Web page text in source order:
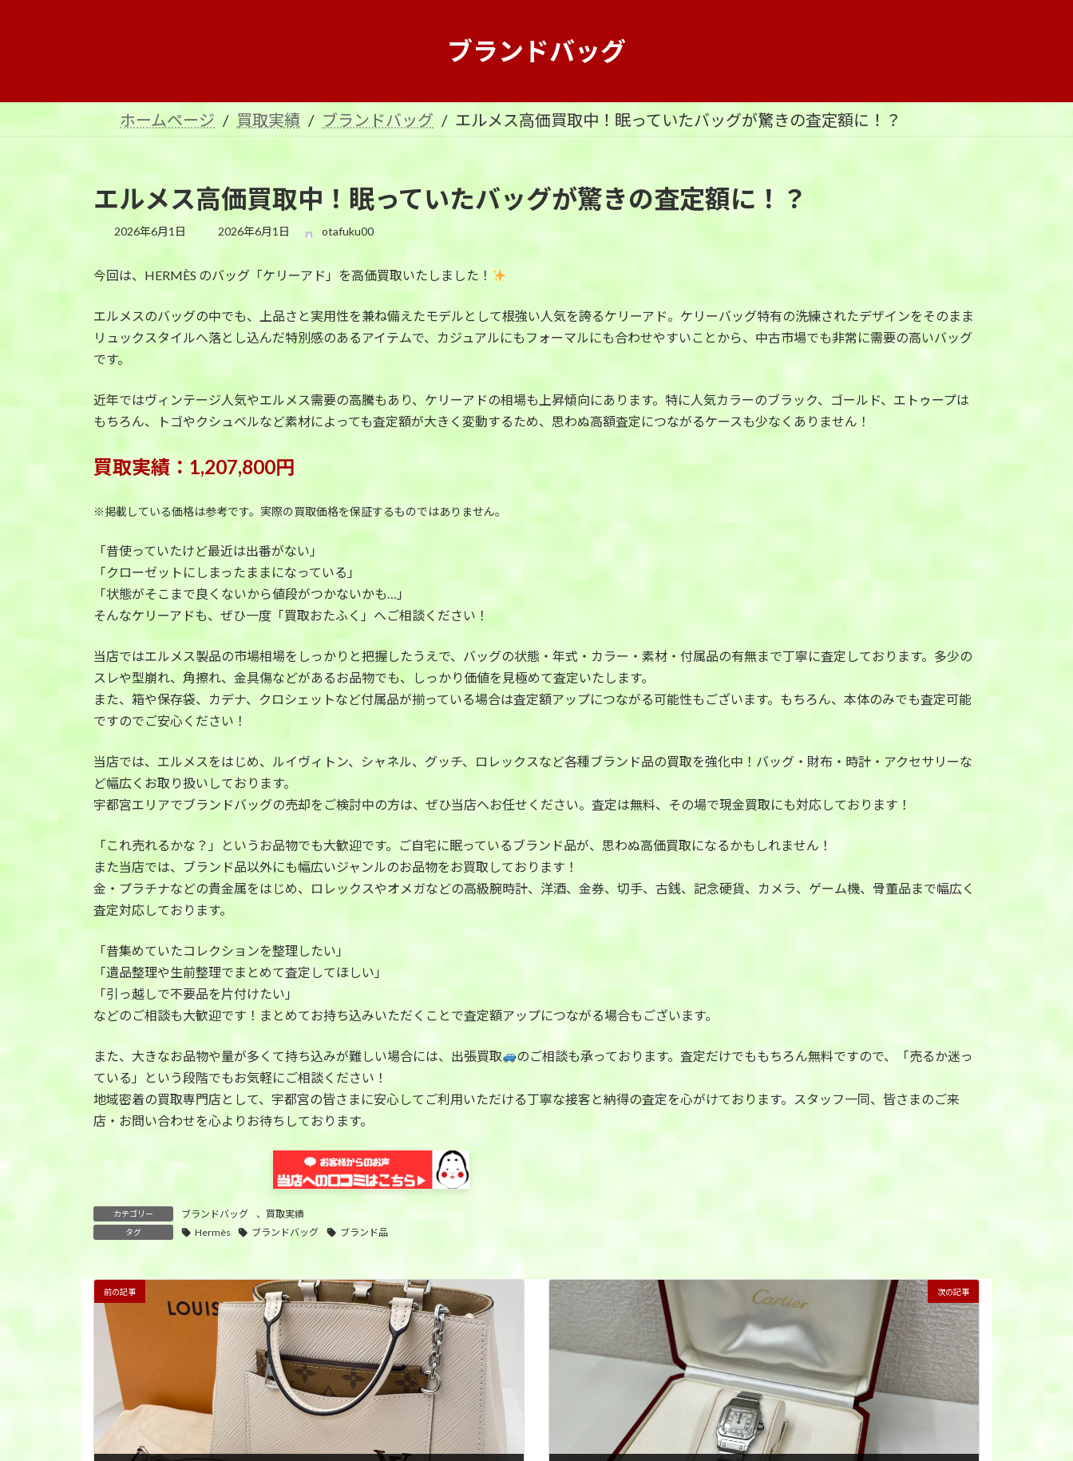
へ
ョ
ブランドバッグ
ホームページ 買取実績 ブランドバッグ エルメス高価買取中！眠っていたバッグが驚きの査定額に！？
エルメス高価買取中！眠っていたバッグが驚きの査定額に！？
2026年6月1日
最
新
時
2026年6月1日 otafuku00
今回は、HERMÈS のバッグ「ケリーアド」を高価買取いたしました！
エルメスのバッグの中でも、上品さと実用性を兼ね備えたモデルとして根強い人気を誇るケリーアド。ケリーバッグ特有の洗練されたデザインをそのまま
リュックスタイルへ落とし込んだ特別感のあるアイテムで、カジュアルにもフォーマルにも合わせやすいことから、中古市場でも非常に需要の高いバッグ
です。
近年ではヴィンテージ人気やエルメス需要の高騰もあり、ケリーアドの相場も上昇傾向にあります。特に人気カラーのブラック、ゴールド、エトゥープは
もちろん、トゴやクシュベルなど素材によっても査定額が大きく変動するため、思わぬ高額査定につながるケースも少なくありません！
買取実績：1,207,800円
※掲載している価格は参考です。実際の買取価格を保証するものではありません。
「昔使っていたけど最近は出番がない」
「クローゼットにしまったままになっている」
「状態がそこまで良くないから値段がつかないかも…」
そんなケリーアドも、ぜひ一度「買取おたふく」へご相談ください！
当店ではエルメス製品の市場相場をしっかりと把握したうえで、バッグの状態・年式・カラー・素材・付属品の有無まで丁寧に査定しております。多少の
スレや型崩れ、角擦れ、金具傷などがあるお品物でも、しっかり価値を見極めて査定いたします。
また、箱や保存袋、カデナ、クロシェットなど付属品が揃っている場合は査定額アップにつながる可能性もございます。もちろん、本体のみでも査定可能
ですのでご安心ください！
当店では、エルメスをはじめ、ルイヴィトン、シャネル、グッチ、ロレックスなど各種ブランド品の買取を強化中！バッグ・財布・時計・アクセサリーな
ど幅広くお取り扱いしております。
宇都宮エリアでブランドバッグの売却をご検討中の方は、ぜひ当店へお任せください。査定は無料、その場で現金買取にも対応しております！
「これ売れるかな？」というお品物でも大歓迎です。ご自宅に眠っているブランド品が、思わぬ高価買取になるかもしれません！
また当店では、ブランド品以外にも幅広いジャンルのお品物をお買取しております！
金・プラチナなどの貴金属をはじめ、ロレックスやオメガなどの高級腕時計、洋酒、金券、切手、古銭、記念硬貨、カメラ、ゲーム機、骨董品まで幅広く
査定対応しております。
「昔集めていたコレクションを整理したい」
「遺品整理や生前整理でまとめて査定してほしい」
「引っ越しで不要品を片付けたい」
などのご相談も大歓迎です！まとめてお持ち込みいただくことで査定額アップにつながる場合もございます。
また、大きなお品物や量が多くて持ち込みが難しい場合には、出張買取
のご相談も承っております。査定だけでももちろん無料ですので、「売るか迷っ
ている」という段階でもお気軽にご相談ください！
地域密着の買取専門店として、宇都宮の皆さまに安心してご利用いただける丁寧な接客と納得の査定を心がけております。スタッフ一同、皆さまのご来
店・お問い合わせを心よりお待ちしております。
カテゴリー ブランドバッグ 、 買取実績
タグ Hermès ブランドバッグ ブランド品
前の記事 次の記事